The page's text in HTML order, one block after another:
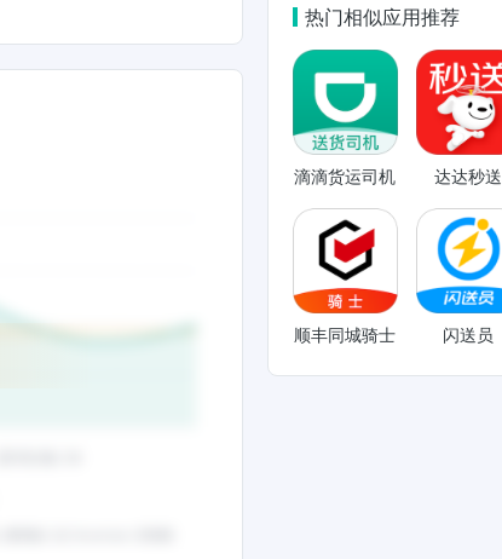
热门相似应用推荐
滴滴货运司机 达达秒送
顺丰同城骑士 闪送员